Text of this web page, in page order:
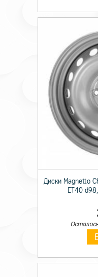
Диски Magnetto
ET40